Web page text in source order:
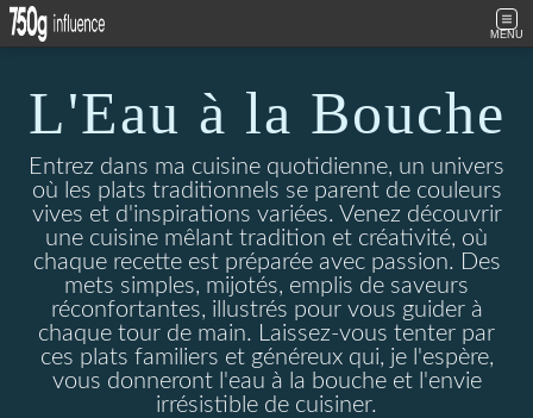
MENU
L'Eau à la Bouche
Entrez dans ma cuisine quotidienne, un univers
où les plats traditionnels se parent de couleurs
vives et d'inspirations variées. Venez découvrir
une cuisine mêlant tradition et créativité, où
chaque recette est préparée avec passion. Des
mets simples, mijotés, emplis de saveurs
réconfortantes, illustrés pour vous guider à
chaque tour de main. Laissez-vous tenter par
ces plats familiers et généreux qui, je l'espère,
vous donneront l'eau à la bouche et l'envie
irrésistible de cuisiner.